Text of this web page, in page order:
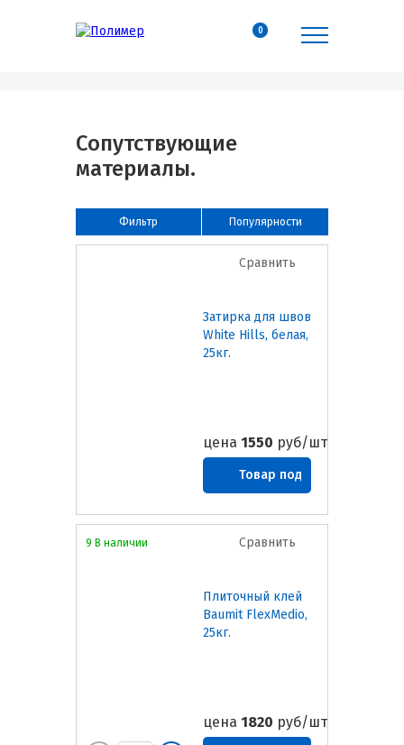
0
Сопутствующие
материалы.
Популярности
Фильтр
Сравнить
Затирка для швов
White Hills, белая,
25кг.
цена 1550 руб/шт
Товар под
заказ
Сравнить
Плиточный клей
Baumit FlexMedio,
25кг.
цена 1820 руб/шт
9 В наличии